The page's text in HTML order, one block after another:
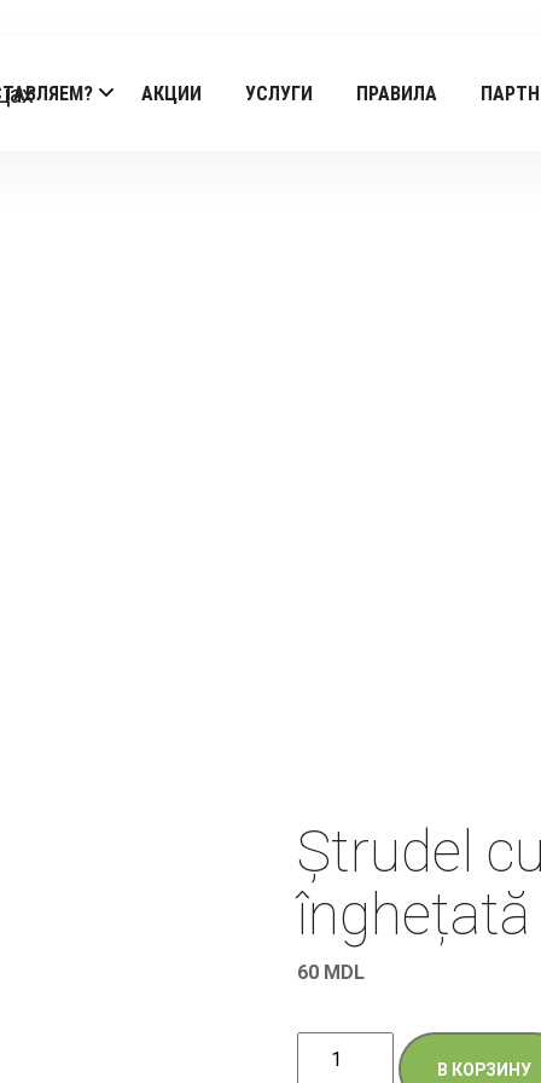
АКЦИИ УСЛУГИ ПРАВИЛА
Ștrudel
înghețată
60 MDL
Количество
В КОРЗИНУ